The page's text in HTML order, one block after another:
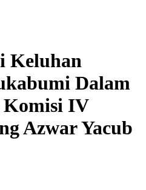
Keluhan
Dalam
Komisi IV
Azwar Yacub